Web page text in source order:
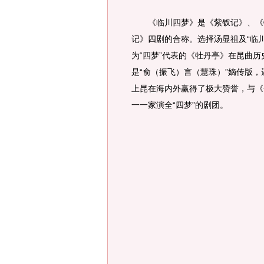
《临川四梦》是《紫钗记》、《
记》四剧的合称。选择汤显祖及“临
为“四梦”代表的《牡丹亭》在昆曲
是“俞（振飞）言（慧珠）”嫡传版
上昆在海内外赢得了极大赞誉，与
一一家演全“四梦”的剧团。